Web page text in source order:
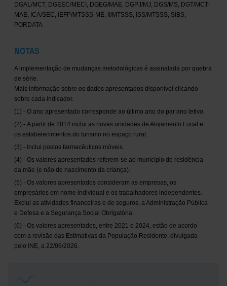
DGAL/MCT, DGEEC/MECI, DGEG/MAE, DGPJ/MJ, DGS/MS, DGT/MCT-
MAE, ICA/SEC, IEFP/MTSSS-ME, II/MTSSS, ISS/MTSSS, SIBS,
PORDATA
NOTAS
A implementação de mudanças metodológicas é assinalada por quebra
de série.
Mais informação sobre os dados apresentados disponível clicando
sobre cada indicador.
(1) - O ano apresentado corresponde ao último ano do par ano letivo.
(2) - A partir de 2014 inclui as novas unidades de Alojamento Local e
os estabelecimentos do turismo no espaço rural.
(3) - Inclui postos farmacêuticos móveis.
(4) - Os valores apresentados referem-se ao município de residência
da mãe (e não de nascimento da criança).
(5) - Os valores apresentados consideram as empresas, os
empresários em nome individual e os trabalhadores independentes.
Exclui as atividades financeiras e de seguros, a Administração Pública
e Defesa e a Segurança Social Obrigatória.
(6) - Os valores apresentados, entre 2021 e 2024, estão de acordo
com a revisão das Estimativas da População Residente, divulgada
pelo INE, a 22/06/2026.